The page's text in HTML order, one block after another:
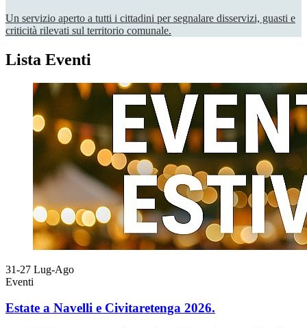
Un servizio aperto a tutti i cittadini per segnalare disservizi, guasti e
criticità rilevati sul territorio comunale.
Lista Eventi
31-27 Lug-Ago
Eventi
Estate a Navelli e Civitaretenga 2026.